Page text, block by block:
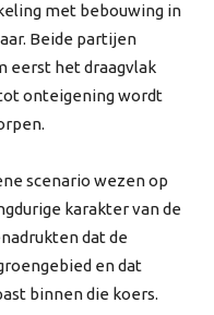
met bebouwing in
Beide partijen
eerst het draagvlak
onteigening wordt
scenario wezen op
karakter van de
dat de
en dat
binnen die koers.